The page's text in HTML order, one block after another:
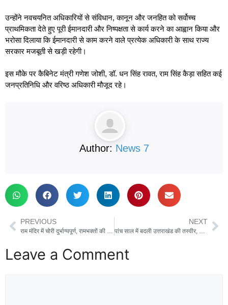
उन्होंने नवचयनित अधिकारियों से संविधान, कानून और जनहित को सर्वोच्च
प्राथमिकता देते हुए पूरी ईमानदारी और निष्पक्षता से कार्य करने का आह्वान किया और
भरोसा दिलाया कि ईमानदारी से काम करने वाले प्रत्येक अधिकारी के साथ राज्य
सरकार मजबूती से खड़ी रहेगी।
इस मौके पर कैबिनेट मंत्री गणेश जोशी, डॉ. धन सिंह रावत, राम सिंह कैड़ा सहित कई
जनप्रतिनिधि और वरिष्ठ अधिकारी मौजूद रहे।
Author: News 7
PREVIOUS
राम मंदिर में चोरी दुर्भाग्यपूर्ण, रामभक्तों की भावना को पहुंचा आघात, चोरी विवाद पर RSS का पहला रिएक्शन
NEXT
पांच साल में बदली उत्तराखंड की तस्वीर, धामी सरकार की ऐतिहासिक उपलब्धियां
Leave a Comment